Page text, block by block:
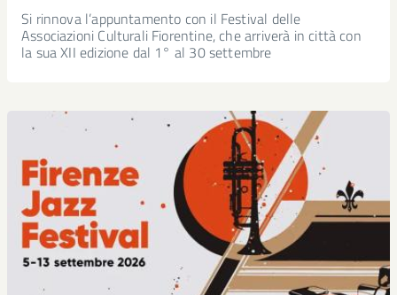
Si rinnova l’appuntamento con il Festival delle
Associazioni Culturali Fiorentine, che arriverà in città con
la sua XII edizione dal 1° al 30 settembre